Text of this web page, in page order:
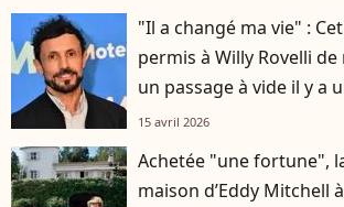
"Il a changé ma vie" :
permis à Willy Rovelli
un passage à vide il y a
15 avril 2026
Achetée "une fortune",
maison d’Eddy Mitchell